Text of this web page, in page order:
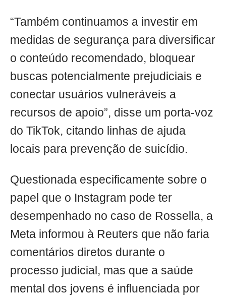
“Também continuamos a investir em
medidas de segurança para diversificar
o conteúdo recomendado, bloquear
buscas potencialmente prejudiciais e
conectar usuários vulneráveis a
recursos de apoio”, disse um porta-voz
do TikTok, citando linhas de ajuda
locais para prevenção de suicídio.
Questionada especificamente sobre o
papel que o Instagram pode ter
desempenhado no caso de Rossella, a
Meta informou à Reuters que não faria
comentários diretos durante o
processo judicial, mas que a saúde
mental dos jovens é influenciada por